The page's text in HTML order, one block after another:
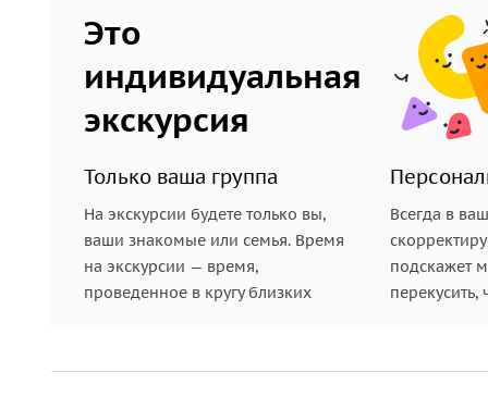
Это
индивидуальная
экскурсия
Только ваша группа
На экскурсии будете только вы,
ваши знакомые или семья. Время
на экскурсии — время,
проведенное в кругу близких
Всегда в
подскажет
перекусить,